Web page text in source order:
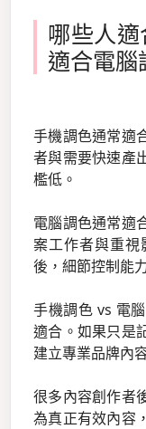
哪些人
適合電腦
手機調色通常適
者與需要快速產
檻低。
電腦調色通常適
案工作者與重
後，細節控制能
手機調色 vs 電
適合。如果只是
建立專業品牌內
很多內容創作者
為真正有效內容